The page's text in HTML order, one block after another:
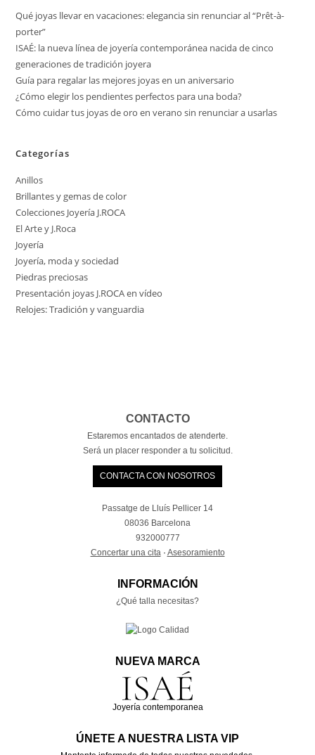
Qué joyas llevar en vacaciones: elegancia sin renunciar al “Prêt-à-
porter”
ISAÉ: la nueva línea de joyería contemporánea nacida de cinco
generaciones de tradición joyera
Guía para regalar las mejores joyas en un aniversario
¿Cómo elegir los pendientes perfectos para una boda?
Cómo cuidar tus joyas de oro en verano sin renunciar a usarlas
Categorías
Anillos
Brillantes y gemas de color
Colecciones Joyería J.ROCA
El Arte y J.Roca
Joyería
Joyería, moda y sociedad
Piedras preciosas
Presentación joyas J.ROCA en vídeo
Relojes: Tradición y vanguardia
CONTACTO
Estaremos encantados de atenderte.
Será un placer responder a tu solicitud.
CONTACTA CON NOSOTROS
Passatge de Lluís Pellicer 14
08036 Barcelona
932000777
Concertar una cita · Asesoramiento
INFORMACIÓN
¿Qué talla necesitas?
NUEVA MARCA
Joyería contemporanea
ÚNETE A NUESTRA LISTA VIP